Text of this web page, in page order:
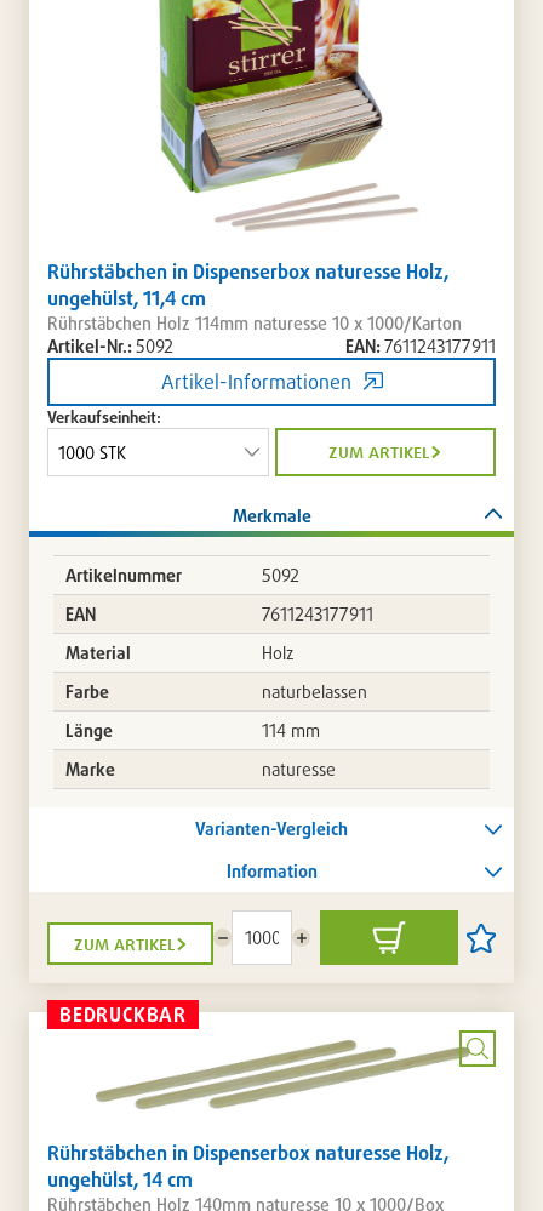
Rührstäbchen in Dispenserbox naturesse Holz,
ungehülst, 11,4 cm
Rührstäbchen Holz 114mm naturesse 10 x 1000/Karton
Artikel-Nr.:5092 EAN:7611243177911
Artikel-Informationen
Verkaufseinheit:
zum artikel
Merkmale
Artikelnummer
5092
EAN
7611243177911
Material
Holz
Farbe
naturbelassen
Länge
114 mm
Marke
naturesse
Varianten-Vergleich
Information
zum artikel
Menge
reduzieren
Menge
erhöhen
In
den
Artikel
/
BEDRUCKBAR
Bild
Rührstäbchen in Dispenserbox naturesse Holz,
ungehülst, 14 cm
Rührstäbchen Holz 140mm naturesse 10 x 1000/Box